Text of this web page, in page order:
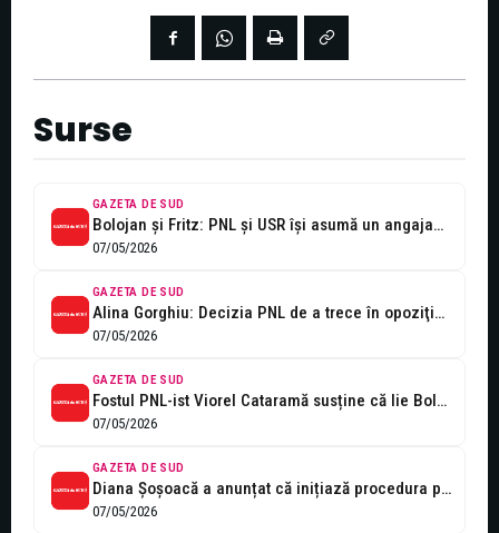
Surse
GAZETA DE SUD
Bolojan şi Fritz: PNL şi USR îşi asumă un angajament pentru a...
07/05/2026
GAZETA DE SUD
Alina Gorghiu: Decizia PNL de a trece în opoziţie a fost luată...
07/05/2026
GAZETA DE SUD
Fostul PNL-ist Viorel Cataramă susține că lie Bolojan va pierde curând conducerea...
07/05/2026
GAZETA DE SUD
Diana Șoșoacă a anunțat că inițiază procedura pentru destituirea lui Nicușor Dan
07/05/2026